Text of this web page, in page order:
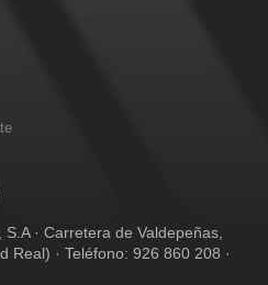
· Carretera de Valdepeñas,
Real) · Teléfono: 926 860 208 ·